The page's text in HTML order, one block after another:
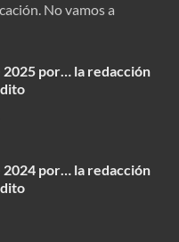
No vamos a
2025 por… la redacción
2024 por… la redacción